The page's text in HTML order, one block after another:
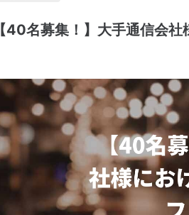
【40名募集！】大手通信会